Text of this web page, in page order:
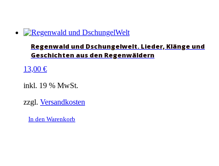
Regenwald und Dschungelwelt. Lieder, Klänge und
Geschichten aus den Regenwäldern
13,00 €
inkl. 19 % MwSt.
zzgl. Versandkosten
In den Warenkorb